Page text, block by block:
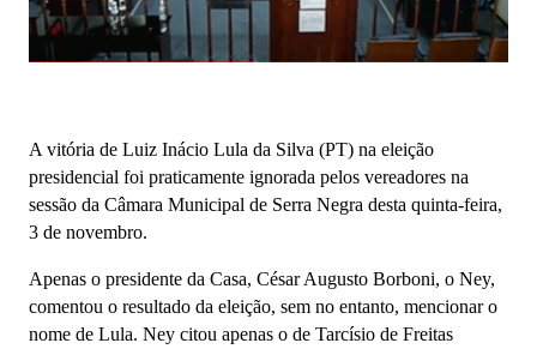
A vitória de Luiz Inácio Lula da Silva (PT) na eleição
presidencial foi praticamente ignorada pelos vereadores na
sessão da Câmara Municipal de Serra Negra desta quinta-feira,
3 de novembro.
Apenas o presidente da Casa, César Augusto Borboni, o Ney,
comentou o resultado da eleição, sem no entanto, mencionar o
nome de Lula. Ney citou apenas o de Tarcísio de Freitas